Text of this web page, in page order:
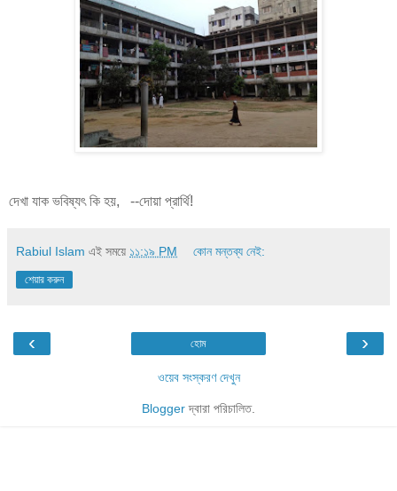
দেখা যাক ভবিষ্যৎ কি হয়, --দোয়া প্রার্থি!
Rabiul Islam এই সময়ে ১১:১৯ PM কোন মন্তব্য নেই:
শেয়ার করুন
‹ ›
হোম
ওয়েব সংস্করণ দেখুন
Bloggerদ্বারা পরিচালিত.